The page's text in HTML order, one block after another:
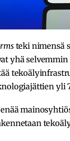
teki nimensä
yhä
yli
enää